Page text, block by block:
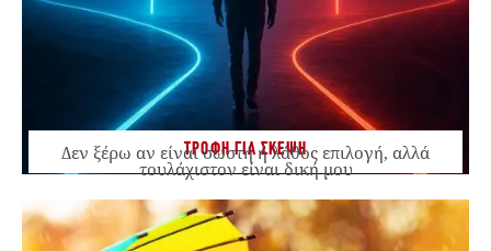
ΤΡΟΦΗ ΓΙΑ ΣΚΕΨΗ
Δεν ξέρω αν είναι σωστή ή λάθος επιλογή, αλλά
τουλάχιστον είναι δική μου